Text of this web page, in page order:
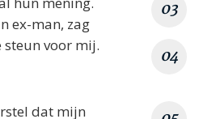
ex-man, zag
steun voor mij.
dat mijn